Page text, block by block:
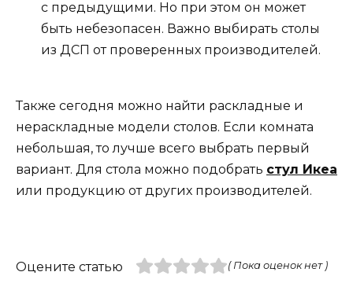
с предыдущими. Но при этом он может
быть небезопасен. Важно выбирать столы
из ДСП от проверенных производителей.
Также сегодня можно найти раскладные и
нераскладные модели столов. Если комната
небольшая, то лучше всего выбрать первый
вариант. Для стола можно подобрать стул Икеа
или продукцию от других производителей.
Оцените статью ( Пока оценок нет )